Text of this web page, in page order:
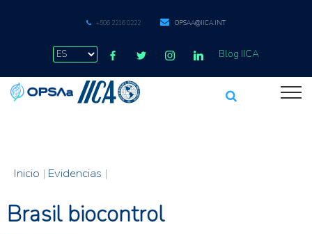
+506 2216 0222 OPSAA@IICA.INT
Blog IICA
Inicio | Evidencias |
Brasil biocontrol